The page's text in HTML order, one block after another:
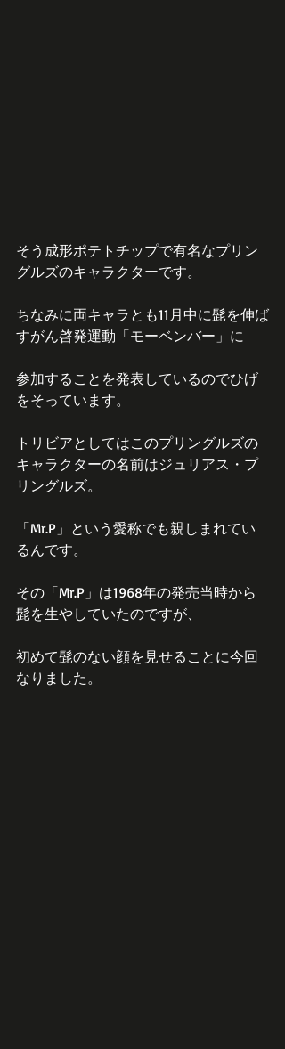
そう成形ポテトチップで有名なプリン
グルズのキャラクターです。
ちなみに両キャラとも11月中に髭を伸ば
すがん啓発運動「モーベンバー」に
参加することを発表しているのでひげ
をそっています。
トリビアとしてはこのプリングルズの
キャラクターの名前はジュリアス・プ
リングルズ。
「Mr.P」という愛称でも親しまれてい
るんです。
その「Mr.P」は1968年の発売当時から
髭を生やしていたのですが、
初めて髭のない顔を見せることに今回
なりました。